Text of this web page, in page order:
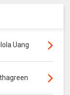
Uang